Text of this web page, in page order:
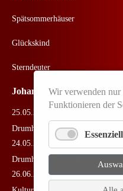
Spätsommerhäuser
Glückskind
Sterndeuter
Johannes Live
25.05.2026
Drumherum Festival
24.05.2026
Drumherum Festival
26.06.2025
Wir verwenden nur
Funktionieren der
Essenziell